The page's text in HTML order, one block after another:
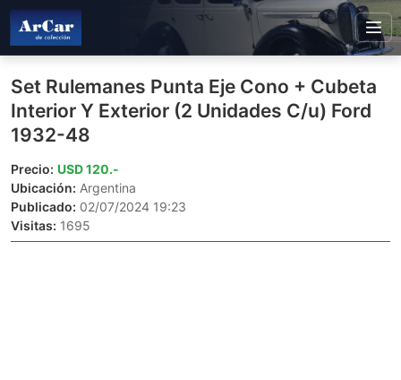
Set Rulemanes Punta Eje Cono + Cubeta
Interior Y Exterior (2 Unidades C/u) Ford
1932-48
Precio: USD 120.-
Ubicación: Argentina
Publicado: 02/07/2024 19:23
Visitas: 1695